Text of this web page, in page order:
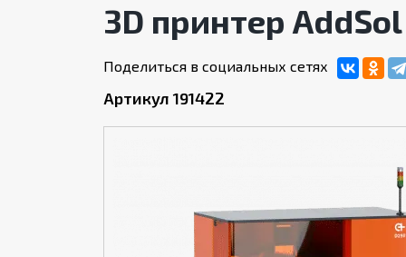
3D принтер
Поделиться в социальных сетях
Артикул 191422